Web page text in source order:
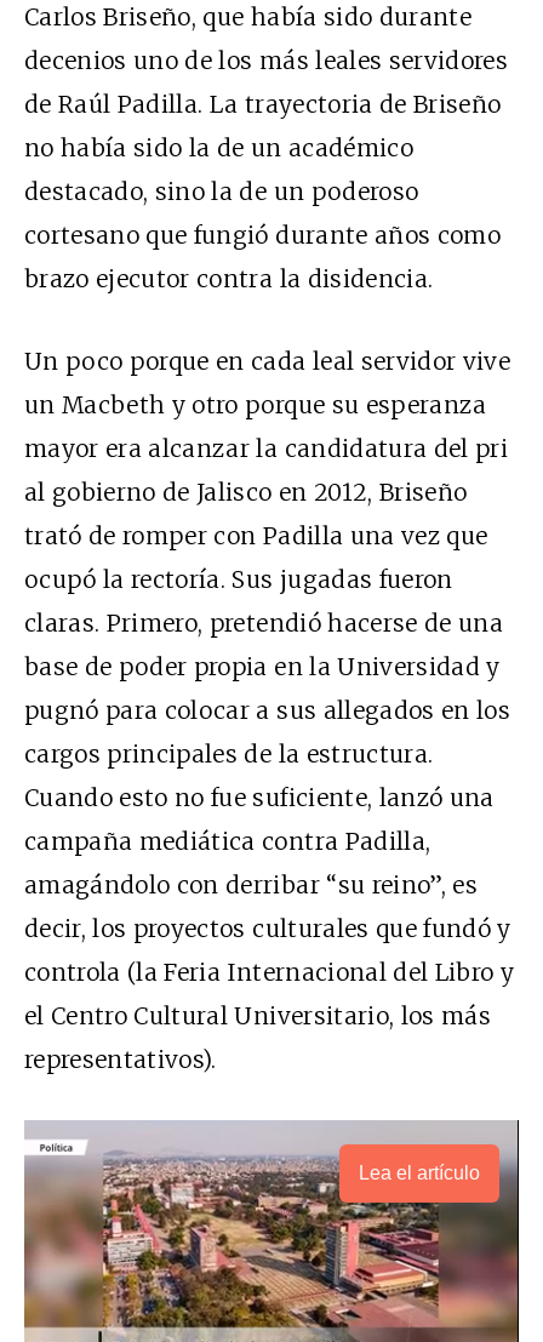
Carlos Briseño, que había sido durante
decenios uno de los más leales servidores
de Raúl Padilla. La trayectoria de Briseño
no había sido la de un académico
destacado, sino la de un poderoso
cortesano que fungió durante años como
brazo ejecutor contra la disidencia.
Un poco porque en cada leal servidor vive
un Macbeth y otro porque su esperanza
mayor era alcanzar la candidatura del pri
al gobierno de Jalisco en 2012, Briseño
trató de romper con Padilla una vez que
ocupó la rectoría. Sus jugadas fueron
claras. Primero, pretendió hacerse de una
base de poder propia en la Universidad y
pugnó para colocar a sus allegados en los
cargos principales de la estructura.
Cuando esto no fue suficiente, lanzó una
campaña mediática contra Padilla,
amagándolo con derribar “su reino”, es
decir, los proyectos culturales que fundó y
controla (la Feria Internacional del Libro y
el Centro Cultural Universitario, los más
representativos).
Lea el artículo